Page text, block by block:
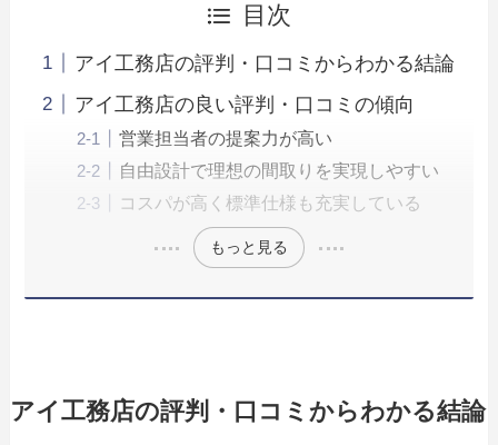
目次
アイ工務店の評判・口コミからわかる結論
アイ工務店の良い評判・口コミの傾向
営業担当者の提案力が高い
自由設計で理想の間取りを実現しやすい
コスパが高く標準仕様も充実している
もっと見る
アイ工務店の評判・口コミからわかる結論